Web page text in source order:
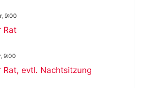
Rat
9:00
Rat, evtl. Nachtsitzung
9:00